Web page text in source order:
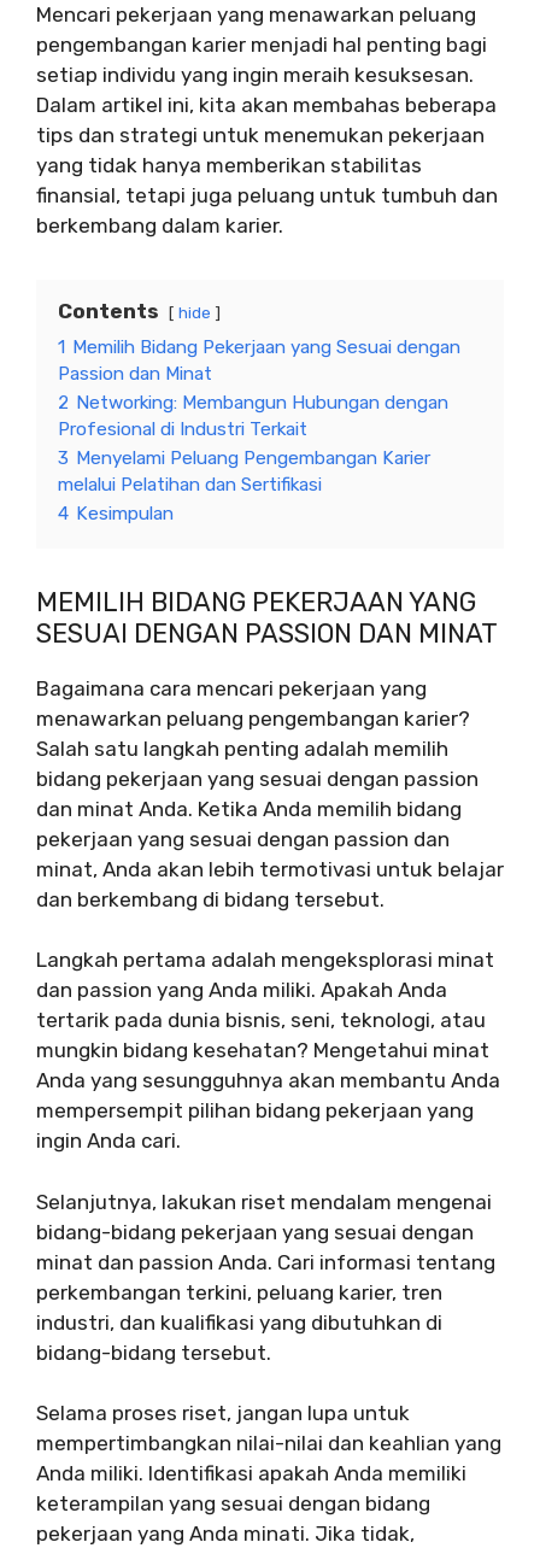
Mencari pekerjaan yang menawarkan peluang
pengembangan karier menjadi hal penting bagi
setiap individu yang ingin meraih kesuksesan.
Dalam artikel ini, kita akan membahas beberapa
tips dan strategi untuk menemukan pekerjaan
yang tidak hanya memberikan stabilitas
finansial, tetapi juga peluang untuk tumbuh dan
berkembang dalam karier.
Contents hide
1 Memilih Bidang Pekerjaan yang Sesuai dengan
Passion dan Minat
2 Networking: Membangun Hubungan dengan
Profesional di Industri Terkait
3 Menyelami Peluang Pengembangan Karier
melalui Pelatihan dan Sertifikasi
4 Kesimpulan
MEMILIH BIDANG PEKERJAAN YANG
SESUAI DENGAN PASSION DAN MINAT
Bagaimana cara mencari pekerjaan yang
menawarkan peluang pengembangan karier?
Salah satu langkah penting adalah memilih
bidang pekerjaan yang sesuai dengan passion
dan minat Anda. Ketika Anda memilih bidang
pekerjaan yang sesuai dengan passion dan
minat, Anda akan lebih termotivasi untuk belajar
dan berkembang di bidang tersebut.
Langkah pertama adalah mengeksplorasi minat
dan passion yang Anda miliki. Apakah Anda
tertarik pada dunia bisnis, seni, teknologi, atau
mungkin bidang kesehatan? Mengetahui minat
Anda yang sesungguhnya akan membantu Anda
mempersempit pilihan bidang pekerjaan yang
ingin Anda cari.
Selanjutnya, lakukan riset mendalam mengenai
bidang-bidang pekerjaan yang sesuai dengan
minat dan passion Anda. Cari informasi tentang
perkembangan terkini, peluang karier, tren
industri, dan kualifikasi yang dibutuhkan di
bidang-bidang tersebut.
Selama proses riset, jangan lupa untuk
mempertimbangkan nilai-nilai dan keahlian yang
Anda miliki. Identifikasi apakah Anda memiliki
keterampilan yang sesuai dengan bidang
pekerjaan yang Anda minati. Jika tidak,